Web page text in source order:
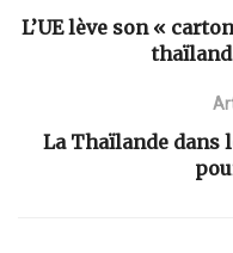
L’UE lève son «
La Thaïlande dans